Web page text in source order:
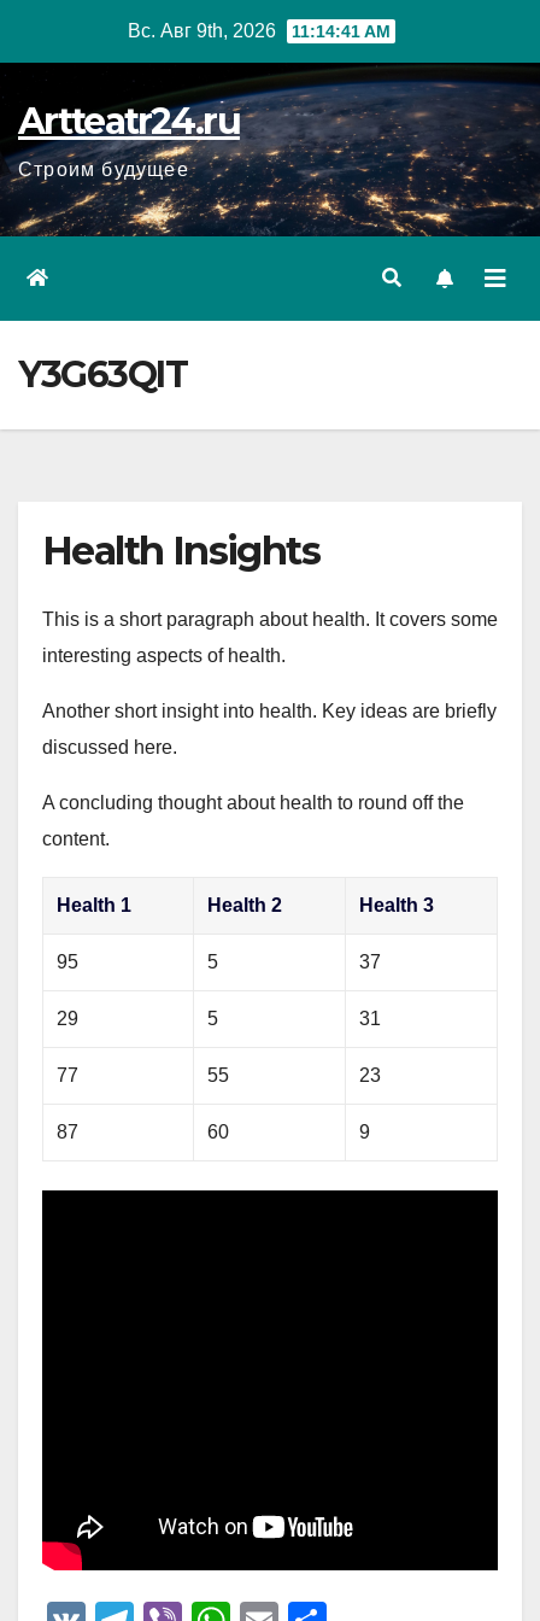
Вс. Авг 9th, 2026 11:14:42 AM
Artteatr24.ru
Строим будущее
Y3G63QIT
Health Insights
This is a short paragraph about health. It covers some
interesting aspects of health.
Another short insight into health. Key ideas are briefly
discussed here.
A concluding thought about health to round off the
content.
Health 1 Health 2 Health 3
95 5 37
29 5 31
77 55 23
87 60 9